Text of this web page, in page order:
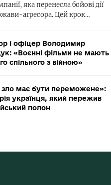
яка перенесла бойові дії
агресора. Цей крок…
і офіцер Володимир
«Воєнні фільми не мають
спільного з війною»
має бути переможене»:
українця, який пережив
полон